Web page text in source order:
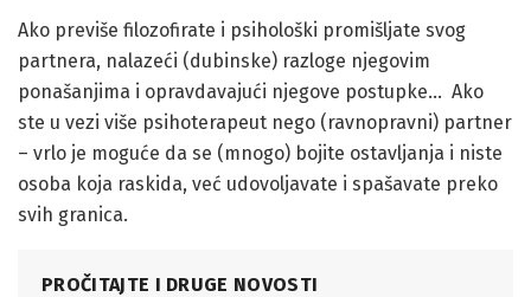
Ako previše filozofirate i psihološki promišljate svog
partnera, nalazeći (dubinske) razloge njegovim
ponašanjima i opravdavajući njegove postupke… Ako
ste u vezi više psihoterapeut nego (ravnopravni) partner
– vrlo je moguće da se (mnogo) bojite ostavljanja i niste
osoba koja raskida, već udovoljavate i spašavate preko
svih granica.
PROČITAJTE I DRUGE NOVOSTI